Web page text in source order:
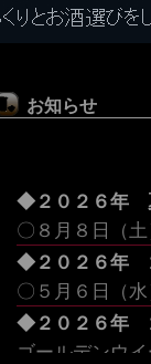
お知らせ
◆２０２６年
〇８月８日（
◆２０２６年
〇５月６日（
◆２０２６年
ゴールデンウ